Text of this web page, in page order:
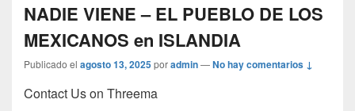
NADIE VIENE – EL PUEBLO DE LOS
MEXICANOS en ISLANDIA
Publicado el agosto 13, 2025poradmin—No hay comentarios ↓
Contact Us on Threema